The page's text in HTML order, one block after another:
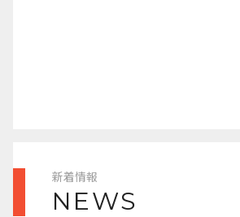
新着情報
NEWS